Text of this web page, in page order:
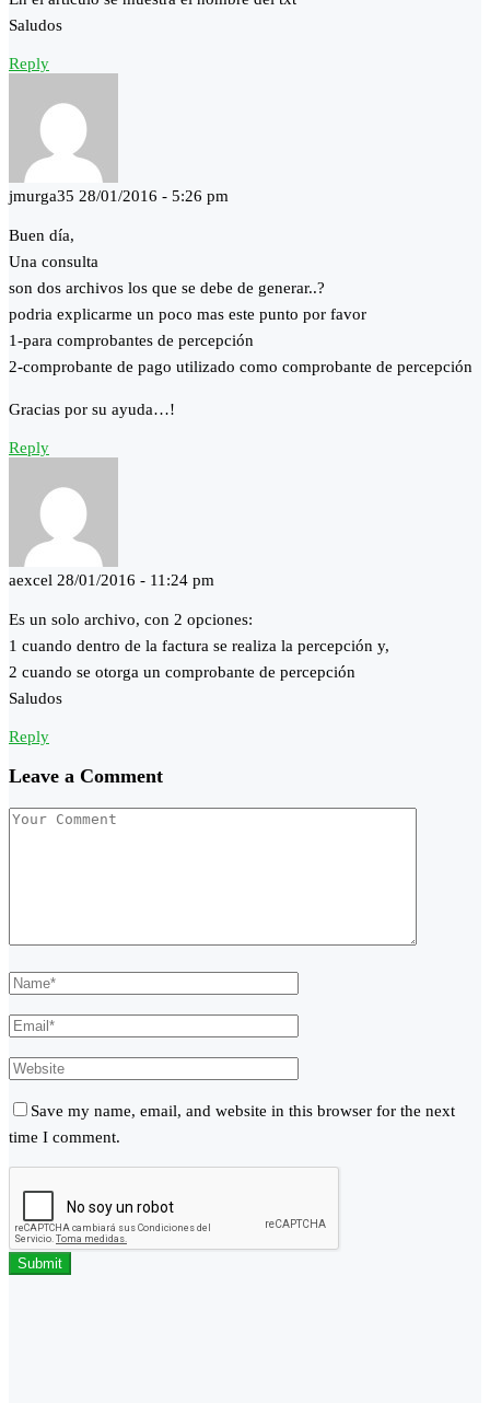
Saludos
Reply
jmurga35 28/01/2016 - 5:26 pm
Buen día,
Una consulta
son dos archivos los que se debe de generar..?
podria explicarme un poco mas este punto por favor
1-para comprobantes de percepción
2-comprobante de pago utilizado como comprobante de percepción
Gracias por su ayuda…!
Reply
aexcel 28/01/2016 - 11:24 pm
Es un solo archivo, con 2 opciones:
1 cuando dentro de la factura se realiza la percepción y,
2 cuando se otorga un comprobante de percepción
Saludos
Reply
Leave a Comment
Save my name, email, and website in this browser for the next
time I comment.